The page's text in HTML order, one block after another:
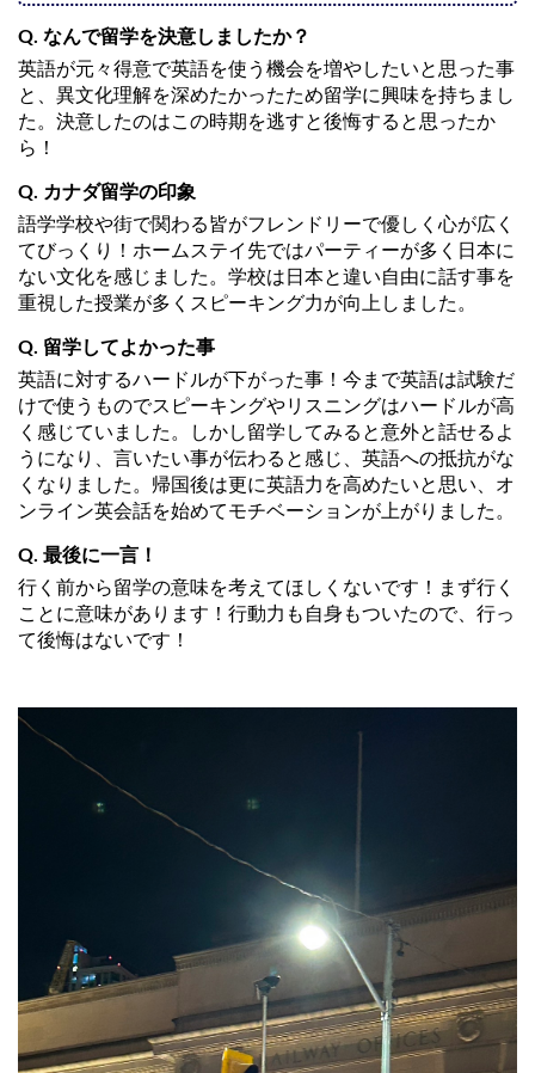
Q. なんで留学を決意しましたか？
英語が元々得意で英語を使う機会を増やしたいと思った事
と、異文化理解を深めたかったため留学に興味を持ちまし
た。決意したのはこの時期を逃すと後悔すると思ったか
ら！
Q. カナダ留学の印象
語学学校や街で関わる皆がフレンドリーで優しく心が広く
てびっくり！ホームステイ先ではパーティーが多く日本に
ない文化を感じました。学校は日本と違い自由に話す事を
重視した授業が多くスピーキング力が向上しました。
Q. 留学してよかった事
英語に対するハードルが下がった事！今まで英語は試験だ
けで使うものでスピーキングやリスニングはハードルが高
く感じていました。しかし留学してみると意外と話せるよ
うになり、言いたい事が伝わると感じ、英語への抵抗がな
くなりました。帰国後は更に英語力を高めたいと思い、オ
ンライン英会話を始めてモチベーションが上がりました。
Q. 最後に一言！
行く前から留学の意味を考えてほしくないです！まず行く
ことに意味があります！行動力も自身もついたので、行っ
て後悔はないです！